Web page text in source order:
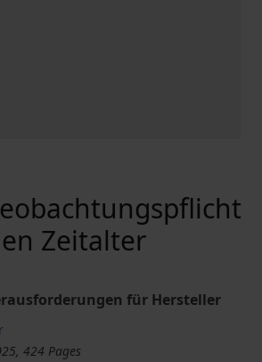
Zeitalter
für Hersteller
424 Pages